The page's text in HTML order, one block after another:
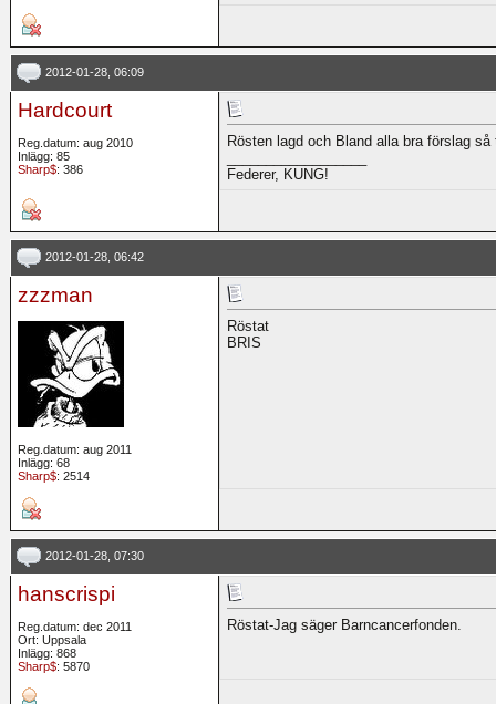
2012-01-28, 06:09
Hardcourt
Reg.datum: aug 2010
Inlägg: 85
Sharp$: 386
Rösten lagd och Bland alla bra förslag
Federer, KUNG!
2012-01-28, 06:42
zzzman
Reg.datum: aug 2011
Inlägg: 68
Sharp$: 2514
Röstat
BRIS
2012-01-28, 07:30
hanscrispi
Reg.datum: dec 2011
Ort: Uppsala
Inlägg: 868
Sharp$: 5870
Röstat-Jag säger Barncancerfonden.